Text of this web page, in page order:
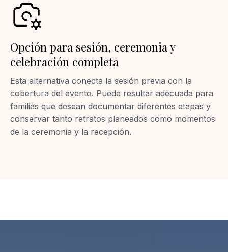
Opción para sesión, ceremonia y
celebración completa
Esta alternativa conecta la sesión previa con la
cobertura del evento. Puede resultar adecuada para
familias que desean documentar diferentes etapas y
conservar tanto retratos planeados como momentos
de la ceremonia y la recepción.